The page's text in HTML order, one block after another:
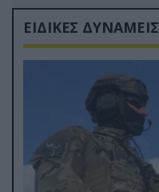
ΕΙΔΙΚΕΣ ΔΥΝΑΜΕΙΣ